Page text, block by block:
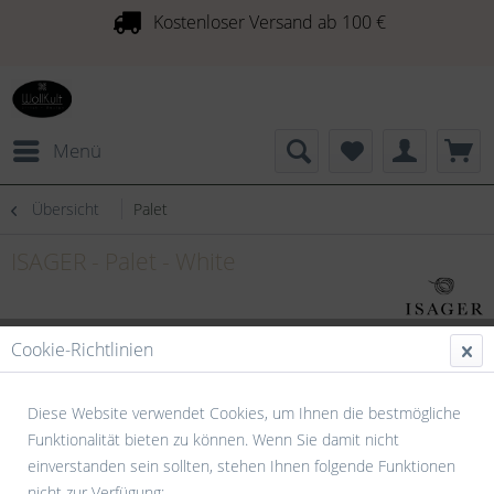
Kostenloser Versand ab 100 €
Menü
Übersicht Palet
Cookie-Richtlinien
Diese Website verwendet Cookies, um Ihnen die bestmögliche
Funktionalität bieten zu können. Wenn Sie damit nicht
einverstanden sein sollten, stehen Ihnen folgende Funktionen